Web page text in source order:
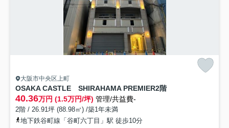
大阪市中央区上町
OSAKA CASTLE SHIRAHAMA PREMIER2階
40.36万円 (1.5万円/坪) 管理/共益費-
2階 / 26.91坪 (88.98㎡) /築1年未満
地下鉄谷町線「谷町六丁目」駅 徒歩10分